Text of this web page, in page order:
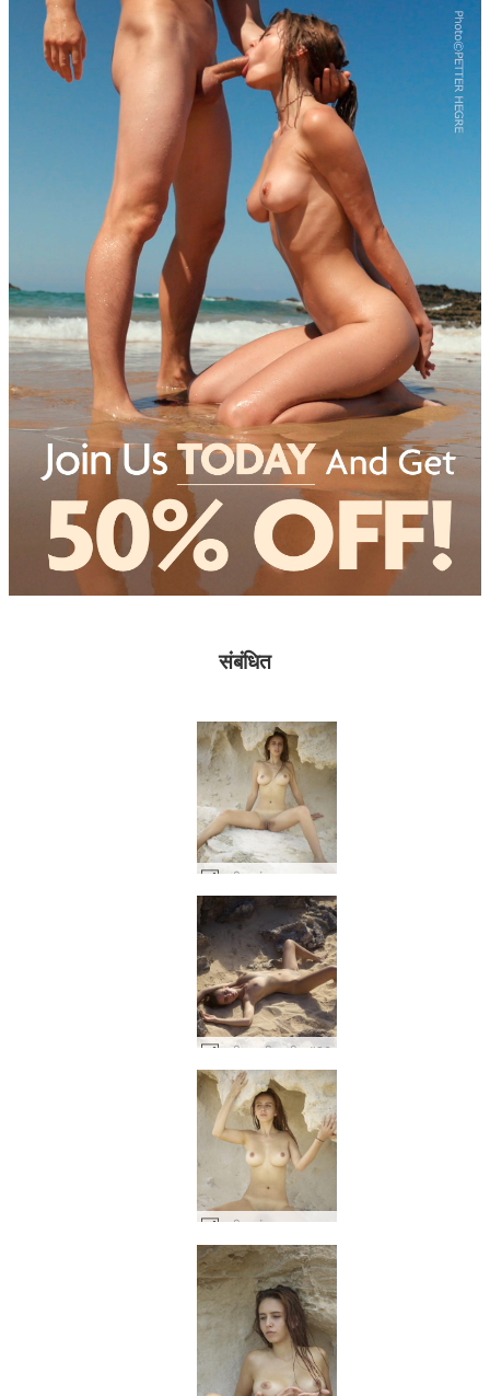
संबंधित
अलीसा मंगल ग्रह पर #51
अलीसा इबीसा बीच #26
अलीसा मंगल ग्रह पर #44